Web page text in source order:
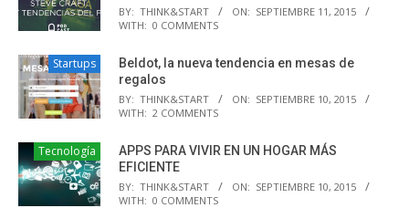
BY: THINK&START ON: SEPTIEMBRE 11, 2015
WITH: 0 COMMENTS
Startups
Beldot, la nueva tendencia en mesas de
regalos
BY: THINK&START ON: SEPTIEMBRE 10, 2015
WITH: 2 COMMENTS
Tecnología
APPS PARA VIVIR EN UN HOGAR MÁS
EFICIENTE
BY: THINK&START ON: SEPTIEMBRE 10, 2015
WITH: 0 COMMENTS